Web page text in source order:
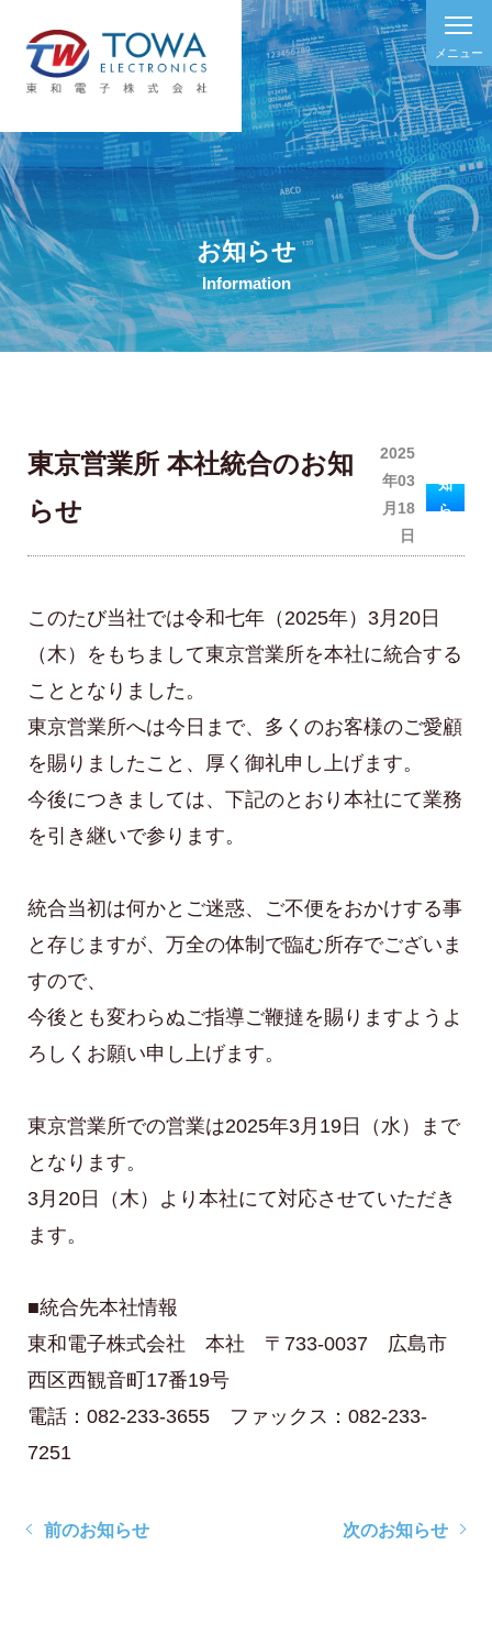
メニュー
お知らせ
Information
東京営業所 本社統合のお知
らせ
2025
年03
月18
日
知
ら
このたび当社では令和七年（2025年）3月20日
（木）をもちまして東京営業所を本社に統合する
こととなりました。
東京営業所へは今日まで、多くのお客様のご愛顧
を賜りましたこと、厚く御礼申し上げます。
今後につきましては、下記のとおり本社にて業務
を引き継いで参ります。
統合当初は何かとご迷惑、ご不便をおかけする事
と存じますが、万全の体制で臨む所存でございま
すので、
今後とも変わらぬご指導ご鞭撻を賜りますようよ
ろしくお願い申し上げます。
東京営業所での営業は2025年3月19日（水）まで
となります。
3月20日（木）より本社にて対応させていただき
ます。
■統合先本社情報
東和電子株式会社 本社 〒733-0037 広島市
西区西観音町17番19号
電話：082-233-3655 ファックス：082-233-
7251
前のお知らせ 次のお知らせ